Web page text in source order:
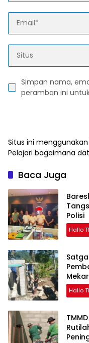
Simpan nama,
peramban ini
Situs ini
Pelajari bagaimana
Baca Juga
Polisi
Hallo
Hallo